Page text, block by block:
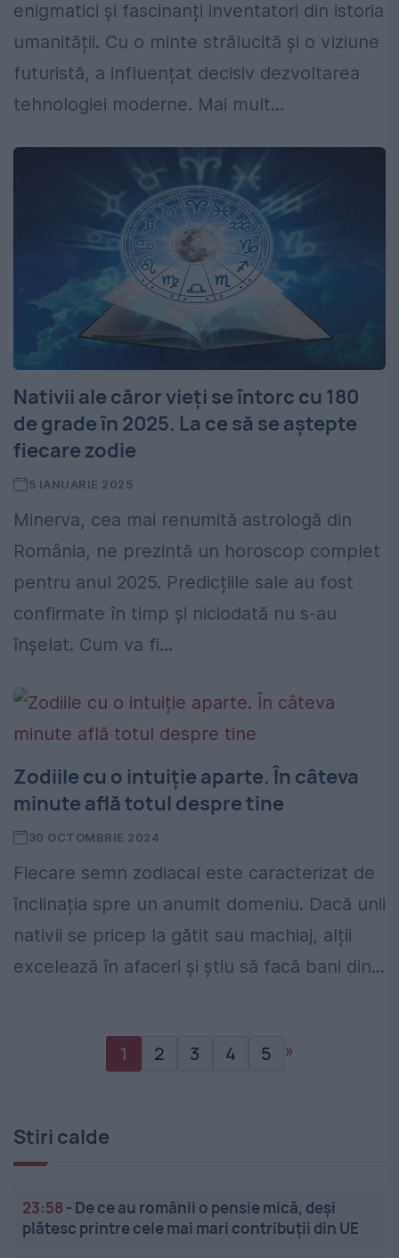
enigmatici și fascinanți inventatori din istoria
umanității. Cu o minte strălucită și o viziune
futuristă, a influențat decisiv dezvoltarea
tehnologiei moderne. Mai mult...
Nativii ale căror vieți se întorc cu 180
de grade în 2025. La ce să se aștepte
fiecare zodie
5 IANUARIE 2025
Minerva, cea mai renumită astrologă din
România, ne prezintă un horoscop complet
pentru anul 2025. Predicțiile sale au fost
confirmate în timp și niciodată nu s-au
înșelat. Cum va fi...
Zodiile cu o intuiție aparte. În câteva
minute află totul despre tine
30 OCTOMBRIE 2024
Fiecare semn zodiacal este caracterizat de
înclinația spre un anumit domeniu. Dacă unii
nativii se pricep la gătit sau machiaj, alții
excelează în afaceri și știu să facă bani din...
1 2 3 4 5 »
Stiri calde
23:58 - De ce au românii o pensie mică, deși
plătesc printre cele mai mari contribuții din UE